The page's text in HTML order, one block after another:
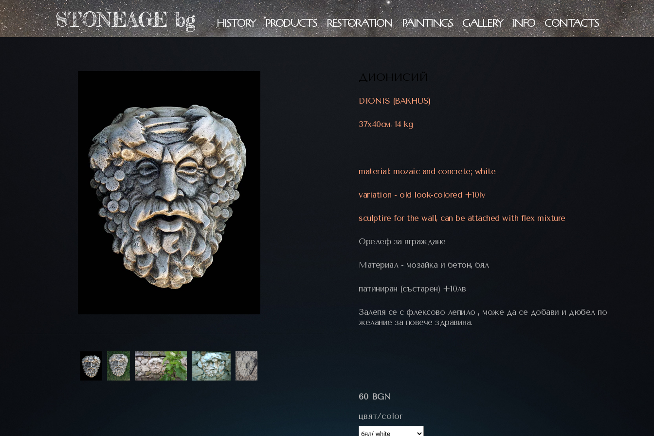
STONEAGE bg HISTORY PRODUCTS RESTORATION PAINTINGS GALLERY INFO CONTACTS
ДИОНИСИЙ
DIONIS (BAKHUS)
37х40см, 14 kg
material: mozaic and concrete; white
variation - old look-colored +10lv
sculptire for the wall, can be attached with flex mixture
Орелеф за вграждане
Материал - мозайка и бетон, бял
патиниран (състарен) +10лв
Залепя се с флексово лепило , може да се добави и дюбел по
желание за повече здравина.
60 BGN
цвят/color